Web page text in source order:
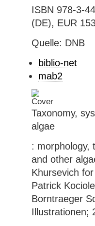
ISBN 978-3-
(DE), EUR
Quelle: DNB
biblio-net
mab2
Taxonomy,
algae
: morphology,
and other
Khursevich
Patrick
Borntraeger
Illustrationen;